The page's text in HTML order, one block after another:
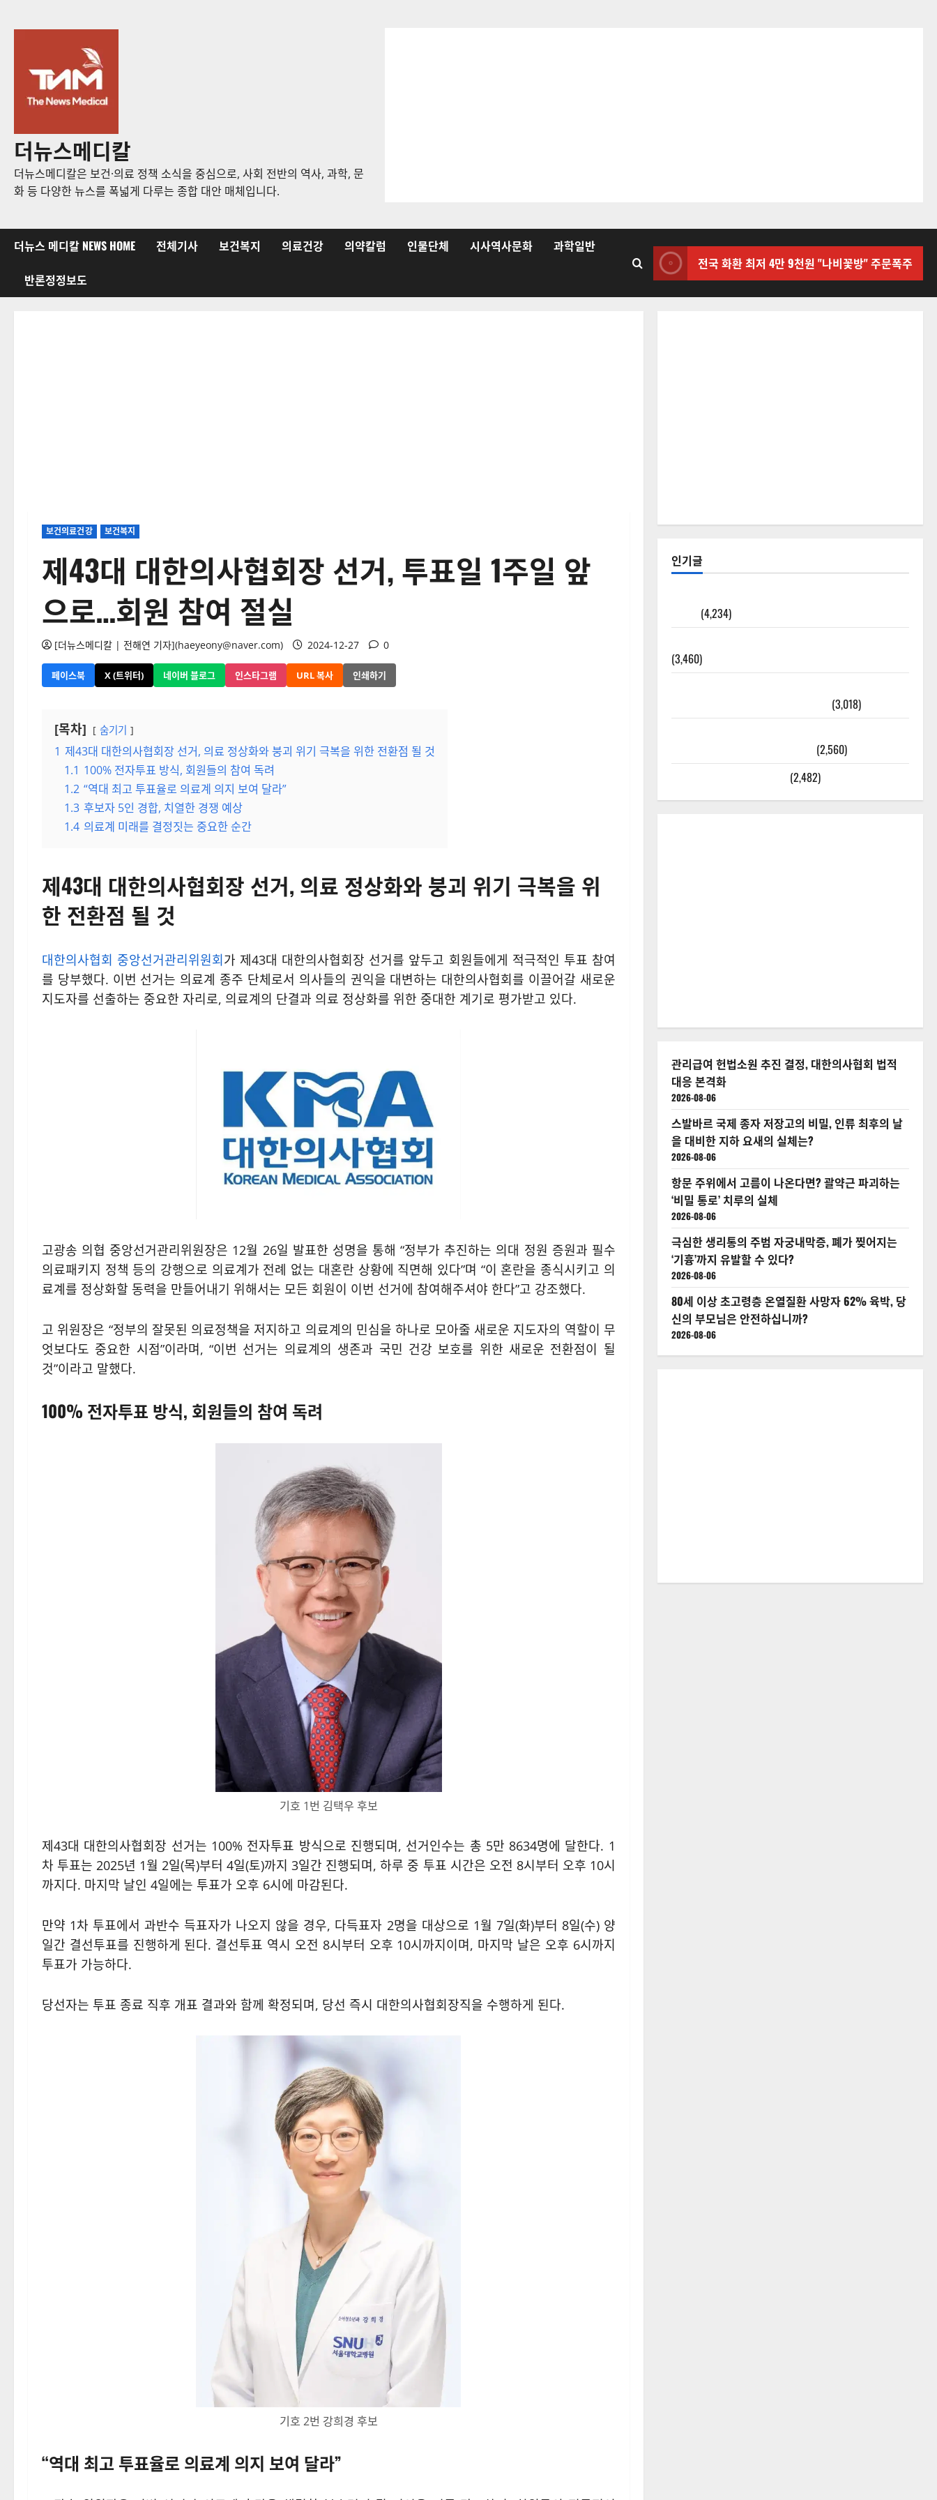
더뉴스메디칼
더뉴스메디칼은 보건·의료 정책 소식을 중심으로, 사회 전반의 역사, 과학, 문
화 등 다양한 뉴스를 폭넓게 다루는 종합 대안 매체입니다.
더뉴스 메디칼 NEWS HOME 전체기사 보건복지 의료건강 의약칼럼 인물단체 시사역사문화 과학일반
반론정정보도
전국 화환 최저 4만 9천원 "나비꽃방" 주문폭주
보건의료건강 보건복지
제43대 대한의사협회장 선거, 투표일 1주일 앞
으로…회원 참여 절실
[더뉴스메디칼 | 전해연 기자](haeyeony@naver.com) 2024-12-27 0
페이스북 X (트위터) 네이버 블로그 인스타그램 URL 복사 인쇄하기
[목차] 숨기기
1 제43대 대한의사협회장 선거, 의료 정상화와 붕괴 위기 극복을 위한 전환점 될 것
1.1 100% 전자투표 방식, 회원들의 참여 독려
1.2 “역대 최고 투표율로 의료계 의지 보여 달라”
1.3 후보자 5인 경합, 치열한 경쟁 예상
1.4 의료계 미래를 결정짓는 중요한 순간
제43대 대한의사협회장 선거, 의료 정상화와 붕괴 위기 극복을 위
한 전환점 될 것
대한의사협회 중앙선거관리위원회가 제43대 대한의사협회장 선거를 앞두고 회원들에게 적극적인 투표 참여
를 당부했다. 이번 선거는 의료계 종주 단체로서 의사들의 권익을 대변하는 대한의사협회를 이끌어갈 새로운
지도자를 선출하는 중요한 자리로, 의료계의 단결과 의료 정상화를 위한 중대한 계기로 평가받고 있다.
고광송 의협 중앙선거관리위원장은 12월 26일 발표한 성명을 통해 “정부가 추진하는 의대 정원 증원과 필수
의료패키지 정책 등의 강행으로 의료계가 전례 없는 대혼란 상황에 직면해 있다”며 “이 혼란을 종식시키고 의
료계를 정상화할 동력을 만들어내기 위해서는 모든 회원이 이번 선거에 참여해주셔야 한다”고 강조했다.
고 위원장은 “정부의 잘못된 의료정책을 저지하고 의료계의 민심을 하나로 모아줄 새로운 지도자의 역할이 무
엇보다도 중요한 시점”이라며, “이번 선거는 의료계의 생존과 국민 건강 보호를 위한 새로운 전환점이 될
것”이라고 말했다.
100% 전자투표 방식, 회원들의 참여 독려
기호 1번 김택우 후보
제43대 대한의사협회장 선거는 100% 전자투표 방식으로 진행되며, 선거인수는 총 5만 8634명에 달한다. 1
차 투표는 2025년 1월 2일(목)부터 4일(토)까지 3일간 진행되며, 하루 중 투표 시간은 오전 8시부터 오후 10시
까지다. 마지막 날인 4일에는 투표가 오후 6시에 마감된다.
만약 1차 투표에서 과반수 득표자가 나오지 않을 경우, 다득표자 2명을 대상으로 1월 7일(화)부터 8일(수) 양
일간 결선투표를 진행하게 된다. 결선투표 역시 오전 8시부터 오후 10시까지이며, 마지막 날은 오후 6시까지
투표가 가능하다.
당선자는 투표 종료 직후 개표 결과와 함께 확정되며, 당선 즉시 대한의사협회장직을 수행하게 된다.
기호 2번 강희경 후보
“역대 최고 투표율로 의료계 의지 보여 달라”
인기글
(4,234)
(3,460)
(3,018)
(2,560)
(2,482)
관리급여 헌법소원 추진 결정, 대한의사협회 법적
대응 본격화
2026-08-06
스발바르 국제 종자 저장고의 비밀, 인류 최후의 날
을 대비한 지하 요새의 실체는?
2026-08-06
항문 주위에서 고름이 나온다면? 괄약근 파괴하는
‘비밀 통로’ 치루의 실체
2026-08-06
극심한 생리통의 주범 자궁내막증, 폐가 찢어지는
‘기흉’까지 유발할 수 있다?
2026-08-06
80세 이상 초고령층 온열질환 사망자 62% 육박, 당
신의 부모님은 안전하십니까?
2026-08-06